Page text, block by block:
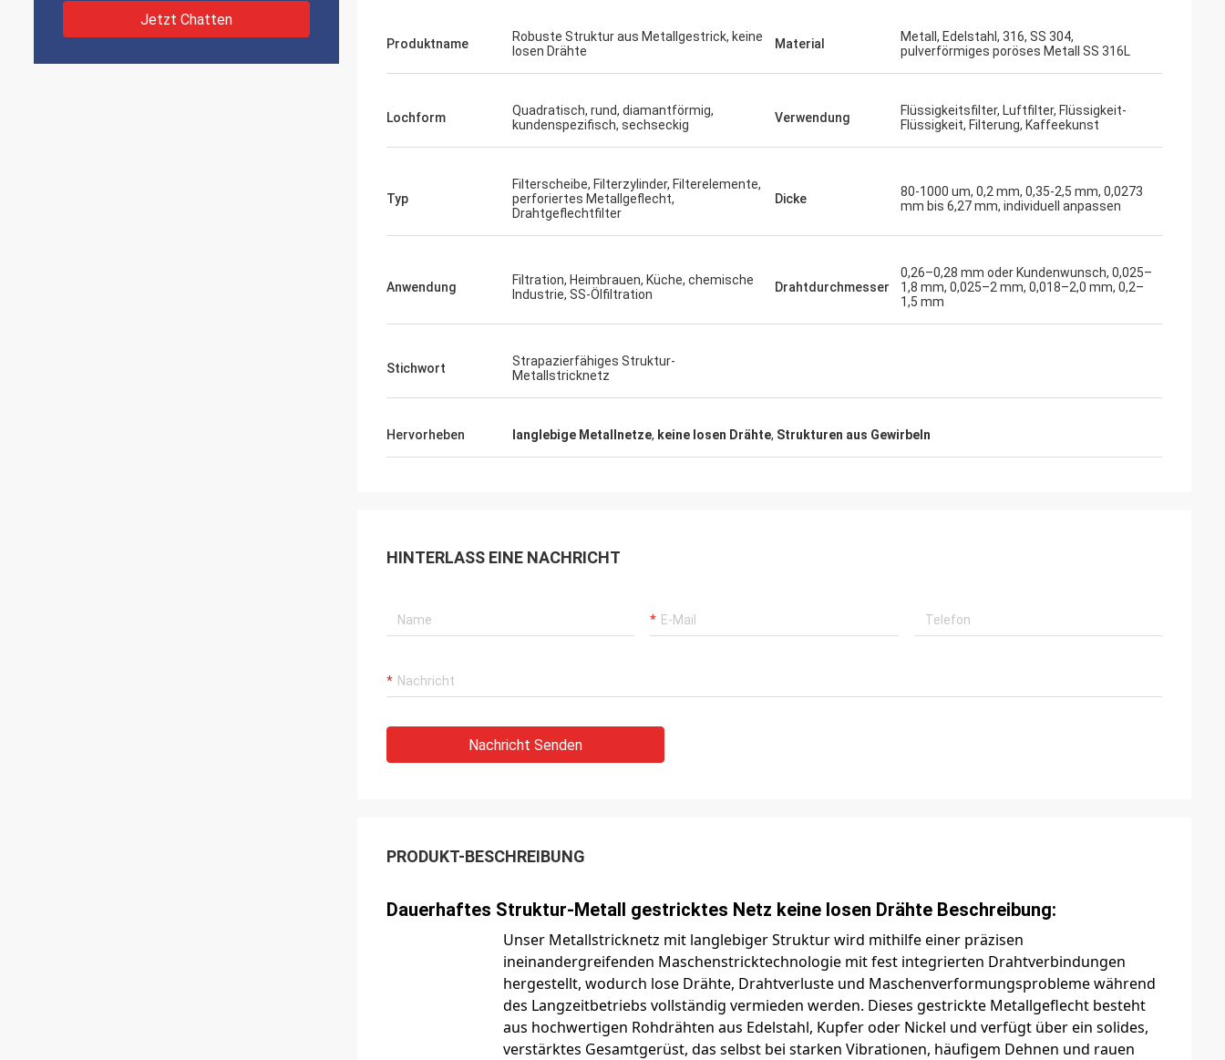
Jetzt Chatten
Produktname
Robuste Struktur aus Metallgestrick, keine
losen Drähte
Material
Metall, Edelstahl, 316, SS 304,
pulverförmiges poröses Metall SS 316L
Lochform
Quadratisch, rund, diamantförmig,
kundenspezifisch, sechseckig
Verwendung
Flüssigkeitsfilter, Luftfilter, Flüssigkeit-
Flüssigkeit, Filterung, Kaffeekunst
Typ
Filterscheibe, Filterzylinder, Filterelemente,
perforiertes Metallgeflecht,
Drahtgeflechtfilter
Dicke
80-1000 um, 0,2 mm, 0,35-2,5 mm, 0,0273
mm bis 6,27 mm, individuell anpassen
Anwendung
Filtration, Heimbrauen, Küche, chemische
Industrie, SS-Ölfiltration
Drahtdurchmesser
0,26–0,28 mm oder Kundenwunsch, 0,025–
1,8 mm, 0,025–2 mm, 0,018–2,0 mm, 0,2–
1,5 mm
Stichwort
Strapazierfähiges Struktur-
Metallstricknetz
Hervorheben langlebige Metallnetze, keine losen Drähte, Strukturen aus Gewirbeln
HINTERLASS EINE NACHRICHT
Nachricht Senden
PRODUKT-BESCHREIBUNG
Dauerhaftes Struktur-Metall gestricktes Netz keine losen Drähte Beschreibung:
Unser Metallstricknetz mit langlebiger Struktur wird mithilfe einer präzisen
ineinandergreifenden Maschenstricktechnologie mit fest integrierten Drahtverbindungen
hergestellt, wodurch lose Drähte, Drahtverluste und Maschenverformungsprobleme während
des Langzeitbetriebs vollständig vermieden werden. Dieses gestrickte Metallgeflecht besteht
aus hochwertigen Rohdrähten aus Edelstahl, Kupfer oder Nickel und verfügt über ein solides,
verstärktes Gesamtgerüst, das selbst bei starken Vibrationen, häufigem Dehnen und rauen